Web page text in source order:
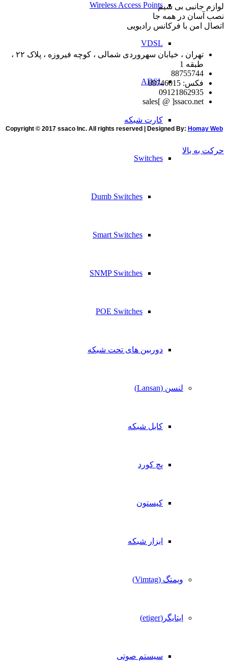
Wireless Access Points
VDSL
ADSL
کارت شبکه
Switches
Dumb Switches
Smart Switches
SNMP Switches
POE Switches
دوربین های تحت شبکه
لنسن (Lansan)
کابل شبکه
پچ کورد
کیستون
ابزار شبکه
ویمتگ (Vimtag)
ایتایگر(etiger)
سیستم صوتی
لوازم جانبی بی سیم
نصب آسان در همه جا
اتصال امن با فرکانس رادیویی
تهران ، خیابان سهروردی شمالی ، کوچه فیروزه ، پلاک ۲۲ ،
طبقه 1
88755744
فکس: 88746015
09121862935
sales[ @ ]ssaco.net
Copyright © 2017 ssaco Inc. All rights reserved | Designed By: Homay Web
حرکت به بالا